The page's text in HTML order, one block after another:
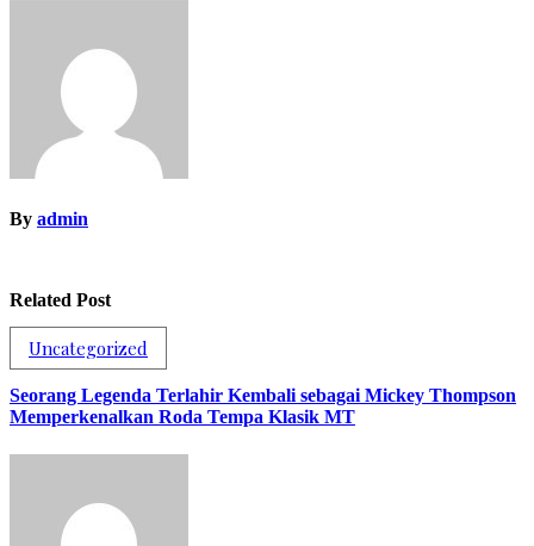
By admin
Related Post
Uncategorized
Seorang Legenda Terlahir Kembali sebagai Mickey Thompson
Memperkenalkan Roda Tempa Klasik MT